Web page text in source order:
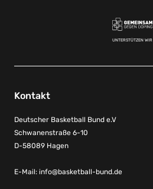
UNTERSTÜTZEN WIR
Kontakt
Deutscher Basketball Bund e.V
Schwanenstraße 6-10
D-58089 Hagen
E-Mail: info@basketball-bund.de